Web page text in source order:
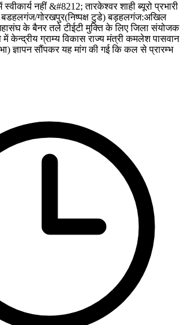
नहीं &#8212; तारकेश्वर शाही ब्यूरो प्रभारी
बडहलगंज/गोरखपुर(निष्पक्ष टुडे) बड़हलगंज:अखिल
के बैनर तले टीईटी मुक्ति के लिए जिला संयोजक
केन्द्रीय ग्राम्य विकास राज्य मंत्री कमलेश पासवान
ज्ञापन सौंपकर यह मांग की गई कि कल से प्रारम्भ